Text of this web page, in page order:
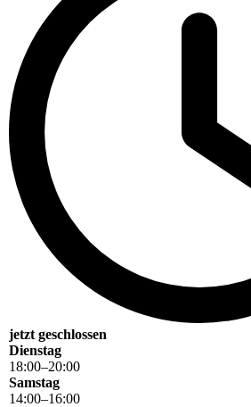
jetzt geschlossen
Dienstag
18:00–20:00
Samstag
14:00–16:00